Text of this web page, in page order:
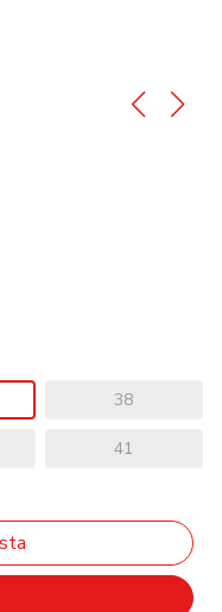
38
41